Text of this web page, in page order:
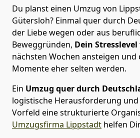
Du planst einen Umzug von
Gütersloh? Einmal quer durch
der Liebe wegen oder aus
Beweggründen, Dein Stresslevel
nächsten Wochen ansteigen und
Momente eher selten werden.
Ein Umzug quer durch
logistische Herausforderung
Vorfeld eine strukturierte
Umzugsfirma Lippstadt helfen